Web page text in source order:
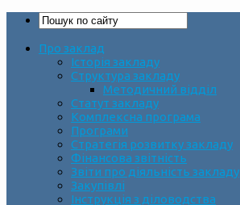
Про заклад
Історія закладу
Структура закладу
Методичний відділ
Статут закладу
Комплексна програма
Програми
Стратегія розвитку закладу
Фінансова звітність
Звіти про діяльність закладу
Закупівлі
Інструкція з діловодства